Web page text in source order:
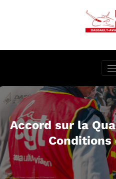
Accord sur la
Conditions